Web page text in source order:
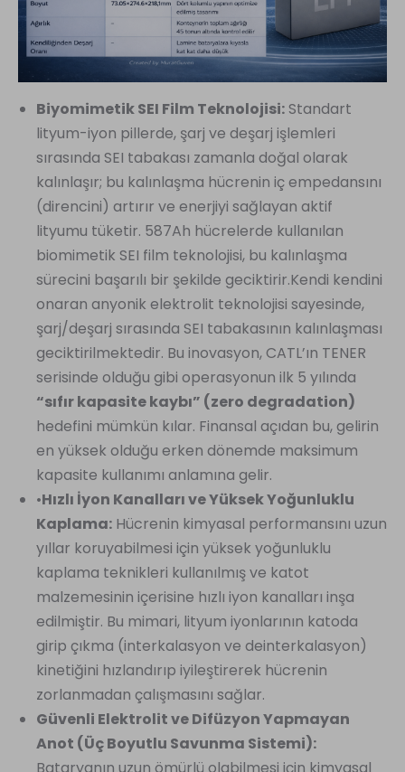
Biyomimetik SEI Film Teknolojisi: Standart
lityum-iyon pillerde, şarj ve deşarj işlemleri
sırasında SEI tabakası zamanla doğal olarak
kalınlaşır; bu kalınlaşma hücrenin iç empedansını
(direncini) artırır ve enerjiyi sağlayan aktif
lityumu tüketir. 587Ah hücrelerde kullanılan
biomimetik SEI film teknolojisi, bu kalınlaşma
sürecini başarılı bir şekilde geciktirir.Kendi kendini
onaran anyonik elektrolit teknolojisi sayesinde,
şarj/deşarj sırasında SEI tabakasının kalınlaşması
geciktirilmektedir. Bu inovasyon, CATL’ın TENER
serisinde olduğu gibi operasyonun ilk 5 yılında
“sıfır kapasite kaybı” (zero degradation)
hedefini mümkün kılar. Finansal açıdan bu, gelirin
en yüksek olduğu erken dönemde maksimum
kapasite kullanımı anlamına gelir.
•Hızlı İyon Kanalları ve Yüksek Yoğunluklu
Kaplama: Hücrenin kimyasal performansını uzun
yıllar koruyabilmesi için yüksek yoğunluklu
kaplama teknikleri kullanılmış ve katot
malzemesinin içerisine hızlı iyon kanalları inşa
edilmiştir. Bu mimari, lityum iyonlarının katoda
girip çıkma (interkalasyon ve deinterkalasyon)
kinetiğini hızlandırıp iyileştirerek hücrenin
zorlanmadan çalışmasını sağlar.
Güvenli Elektrolit ve Difüzyon Yapmayan
Anot (Üç Boyutlu Savunma Sistemi):